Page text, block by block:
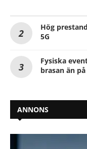
Hög
5G
Fysiska
brasan än
ANNONS